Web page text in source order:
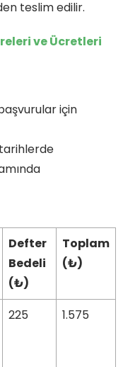
teslim edilir.
ve Ücretleri
için
Defter
Bedeli
(₺)
Toplam
(₺)
225 1.575